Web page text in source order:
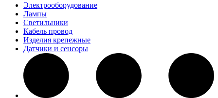
Электрооборудование
Лампы
Светильники
Кабель провод
Изделия крепежные
Датчики и сенсоры